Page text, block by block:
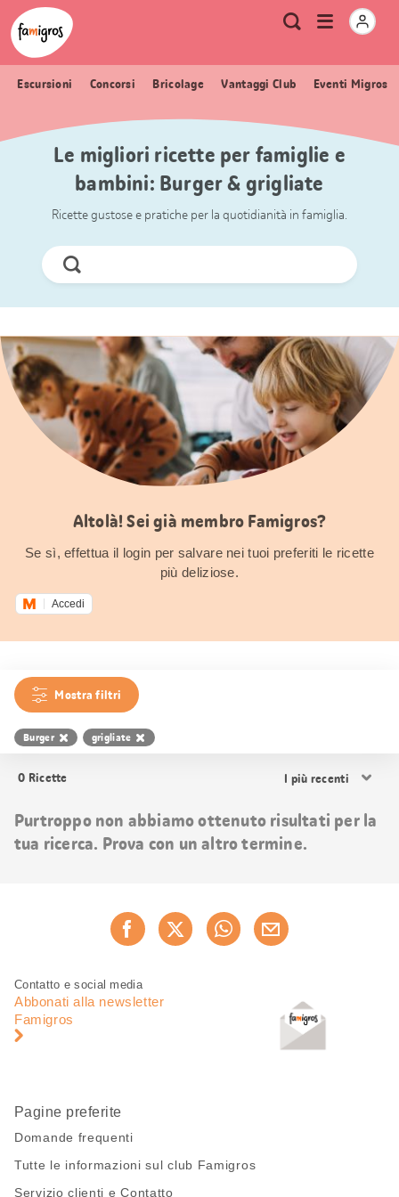
Navigazione
segnalibri
Header
Logo Metanavigazione
Ricerca
Apri
menu
Escursioni Concorsi Bricolage Vantaggi Club Eventi Migros
Le migliori ricette per famiglie e
bambini: Burger & grigliate
Ricette gustose e pratiche per la quotidianità in famiglia.
Cerca
ora
Altolà! Sei già membro Famigros?
Se sì, effettua il login per salvare nei tuoi preferiti le ricette
più deliziose.
Accedi
Mostra filtri
Burger grigliate
0 Ricette
i
Purtroppo non abbiamo ottenuto risultati per la
tua ricerca. Prova con un altro termine.
Consiglia ora
Piè
pagina
Navigazione
pagina
Contatto e social media
Abbonati alla newsletter
Famigros
Pagine preferite
Domande frequenti
Tutte le informazioni sul club Famigros
Servizio clienti e Contatto